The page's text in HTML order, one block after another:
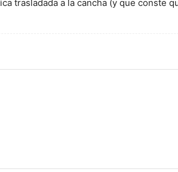
trasladada a la cancha (y que conste